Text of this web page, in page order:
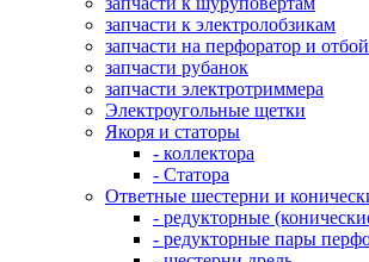
запчасти к электролобзикам
запчасти на перфоратор и
запчасти рубанок
запчасти электротриммера
Электроугольные щетки
Якоря и статоры
- коллектора
- Статора
Ответные шестерни и
- редукторные
- редукторные пары